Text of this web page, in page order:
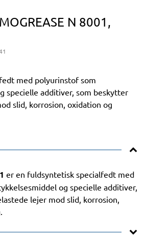
N 8001,
med polyurinstof som
specielle additiver, som beskytter
slid, korrosion, oxidation og
er en fuldsyntetisk specialfedt med
og specielle additiver,
lejer mod slid, korrosion,